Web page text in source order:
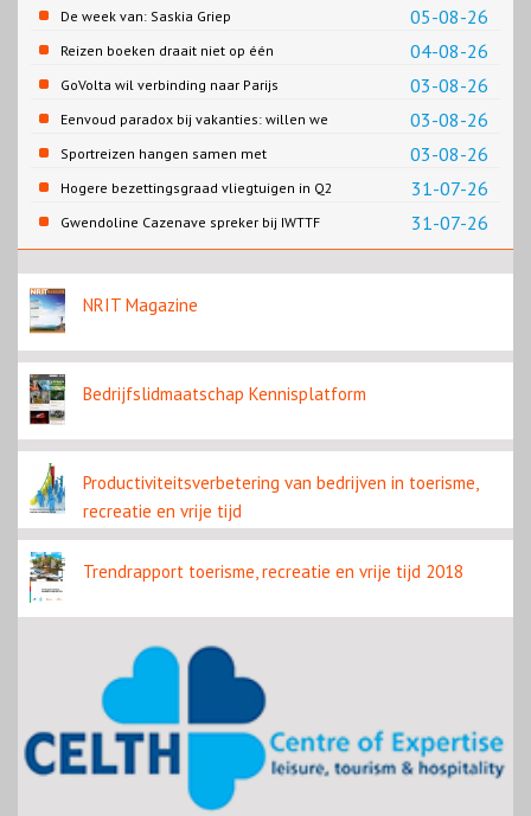
naar Porto
05-08-26
De week van: Saskia Griep
04-08-26
Reizen boeken draait niet op één
contentbron
03-08-26
GoVolta wil verbinding naar Parijs
03-08-26
Eenvoud paradox bij vakanties: willen we
eenvoud of toch goed verzorgd?
03-08-26
Sportreizen hangen samen met
bestemming en welzijn
31-07-26
Hogere bezettingsgraad vliegtuigen in Q2
van 2026
31-07-26
Gwendoline Cazenave spreker bij IWTTF
congres in Utrecht
NRIT Magazine
Bedrijfslidmaatschap Kennisplatform
Productiviteitsverbetering van bedrijven in toerisme,
recreatie en vrije tijd
Trendrapport toerisme, recreatie en vrije tijd 2018